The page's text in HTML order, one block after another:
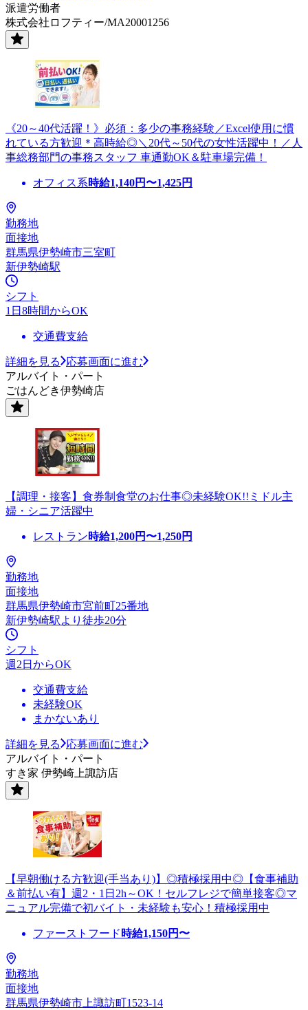
派遣労働者
株式会社ロフティー/MA20001256
《20～40代活躍！》必須：多少の事務経験／Excel使用に慣
れている方歓迎＊高時給◎＼20代～50代の女性活躍中！／人
事総務部門の事務スタッフ 車通勤OK＆駐車場完備！
オフィス系時給1,140円〜1,425円
勤務地
面接地
群馬県伊勢崎市三室町
新伊勢崎駅
シフト
1日8時間からOK
交通費支給
詳細を見る
応募画面に進む
アルバイト・パート
ごはんどき伊勢崎店
【調理・接客】食券制食堂のお仕事◎未経験OK!!ミドル主
婦・シニア活躍中
レストラン時給1,200円〜1,250円
勤務地
面接地
群馬県伊勢崎市宮前町25番地
新伊勢崎駅より徒歩20分
シフト
週2日からOK
交通費支給
未経験OK
まかないあり
詳細を見る
応募画面に進む
アルバイト・パート
すき家 伊勢崎上諏訪店
【早朝働ける方歓迎(手当あり)】◎積極採用中◎【食事補助
＆前払い有】週2・1日2h～OK！セルフレジで簡単接客◎マ
ニュアル完備で初バイト・未経験も安心！積極採用中
ファーストフード 時給1,150円〜
勤務地
面接地
群馬県伊勢崎市上諏訪町1523-14